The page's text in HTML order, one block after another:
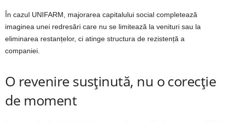
În cazul UNIFARM, majorarea capitalului social completează
imaginea unei redresări care nu se limitează la venituri sau la
eliminarea restanțelor, ci atinge structura de rezistență a
companiei.
O revenire susținută, nu o corecție
de moment